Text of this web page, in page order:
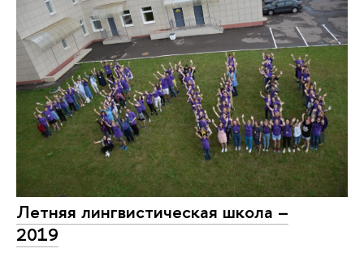
Летняя лингвистическая школа –
2019